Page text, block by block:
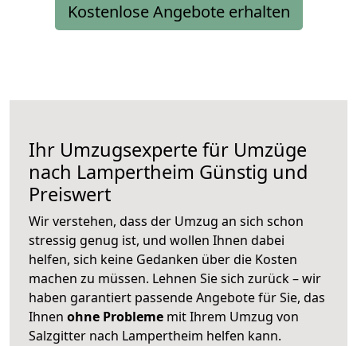
Kostenlose Angebote erhalten
Ihr Umzugsexperte für Umzüge
nach Lampertheim Günstig und
Preiswert
Wir verstehen, dass der Umzug an sich schon
stressig genug ist, und wollen Ihnen dabei
helfen, sich keine Gedanken über die Kosten
machen zu müssen. Lehnen Sie sich zurück – wir
haben garantiert passende Angebote für Sie, das
Ihnen ohne Probleme mit Ihrem Umzug von
Salzgitter nach Lampertheim helfen kann.